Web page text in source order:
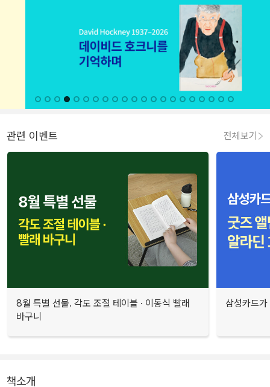
관련 이벤트 전체보기
8월 특별 선물. 각도 조절 테이블 · 이동식 빨래
바구니
삼성카드
책소개